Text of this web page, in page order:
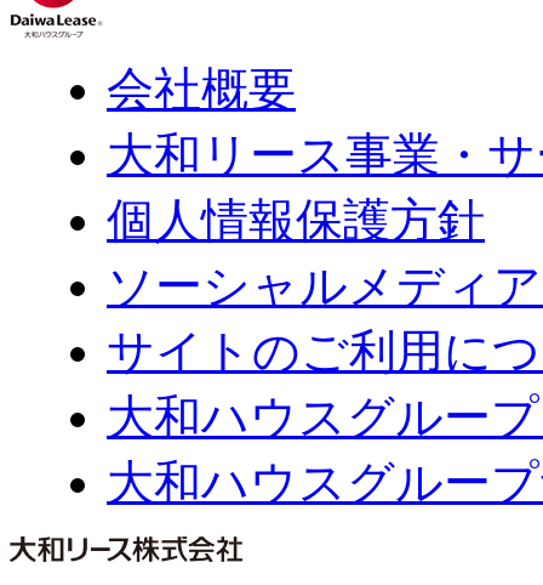
会社概要
大和リース事業・
個人情報保護方針
ソーシャルメディ
サイトのご利用に
大和ハウスグルー
大和ハウスグルー